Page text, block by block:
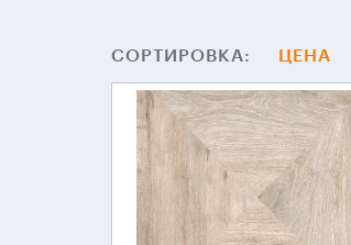
СОРТИРОВКА: ЦЕНА